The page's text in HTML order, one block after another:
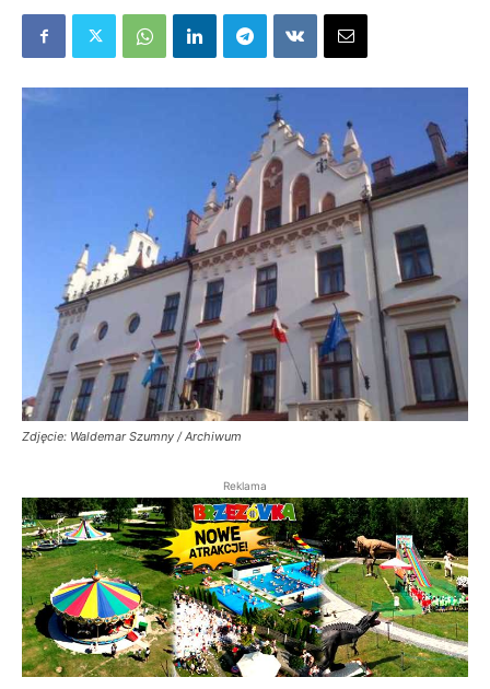
Zdjęcie: Waldemar Szumny / Archiwum
Reklama